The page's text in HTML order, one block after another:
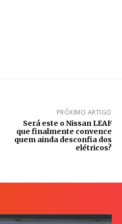
PRÓXIMO ARTIGO
Será este o Nissan LEAF
que finalmente convence
quem ainda desconfia dos
elétricos?